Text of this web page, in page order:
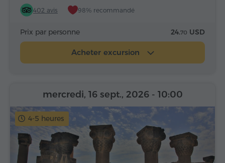
402 avis 98% recommandé
Prix par personne 24.70 USD
Acheter excursion
4-5 heures
mercredi, 16 sept., 2026 - 10:00